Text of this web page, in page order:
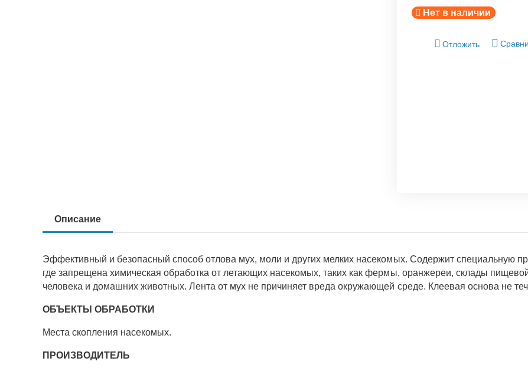
Нет в наличии
Отложить
Описание
Эффективный и безопасный способ отлова мух, моли и других мелких насекомых. Содержит специальную
где запрещена химическая обработка от летающих насекомых, таких как фермы, оранжереи, склады
человека и домашних животных. Лента от мух не причиняет вреда окружающей среде. Клеевая основа не
ОБЪЕКТЫ ОБРАБОТКИ
Места скопления насекомых.
ПРОИЗВОДИТЕЛЬ